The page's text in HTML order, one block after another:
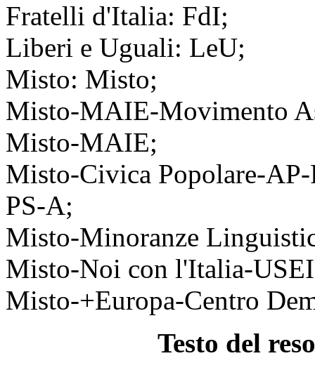
Fratelli d'Italia: FdI;
Liberi e Uguali: LeU;
Misto: Misto;
Misto-MAIE-Movimento
Misto-MAIE;
Misto-Civica Popolare-
PS-A;
Misto-Minoranze
Misto-Noi con l'Italia-
Misto-+Europa-Centro
Testo del